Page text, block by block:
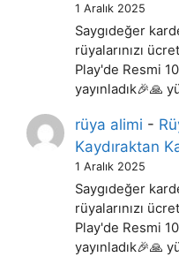
1 Aralık 2025
Saygıdeğer
rüyalarınızı
Play'de Resmi
yayınladık🎉🙏
rüya alimi -
Kaydıraktan
1 Aralık 2025
Saygıdeğer
rüyalarınızı
Play'de Resmi
yayınladık🎉🙏